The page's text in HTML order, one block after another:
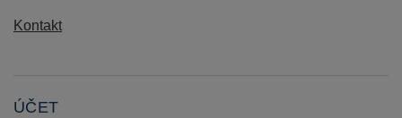
Kontakt
ÚČET